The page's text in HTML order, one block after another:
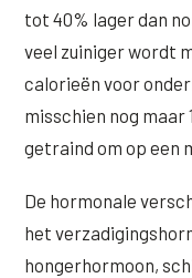
tot 40% lager dan
veel zuiniger wordt
calorieën voor
misschien nog
getraind om op een
De hormonale
het
hongerhormoon,